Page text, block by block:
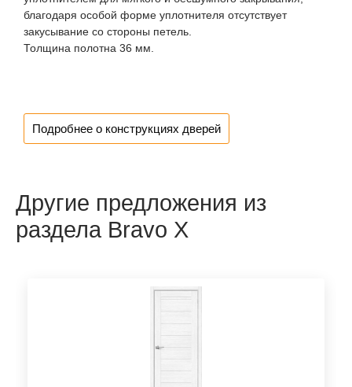
благодаря особой форме уплотнителя отсутствует
закусывание со стороны петель.
Толщина полотна 36 мм.
Подробнее о конструкциях дверей
Другие предложения из
раздела Bravo X